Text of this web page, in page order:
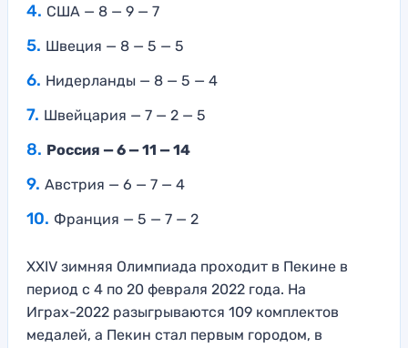
США — 8 — 9 — 7
Швеция — 8 — 5 — 5
Нидерланды — 8 — 5 — 4
Швейцария — 7 — 2 — 5
Россия — 6 — 11 — 14
Австрия — 6 — 7 — 4
Франция — 5 — 7 — 2
XXIV зимняя Олимпиада проходит в Пекине в
период с 4 по 20 февраля 2022 года. На
Играх-2022 разыгрываются 109 комплектов
медалей, а Пекин стал первым городом, в